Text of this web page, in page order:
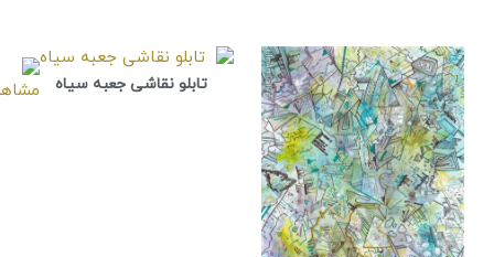
تابلو نقاشی جعبه سیاه